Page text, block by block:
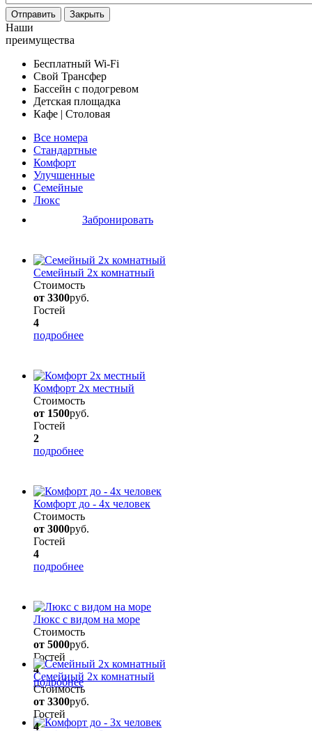
Отправить Закрыть
Наши
преимущества
Бесплатный Wi-Fi
Свой Трансфер
Бассейн с подогревом
Детская площадка
Кафе | Столовая
Все номера
Стандартные
Комфорт
Улучшенные
Семейные
Люкс
Забронировать
Семейный 2х комнатный
Стоимость
от 3300руб.
Гостей
4
подробнее
Комфорт 2х местный
Стоимость
от 1500руб.
Гостей
2
подробнее
Комфорт до - 4х человек
Стоимость
от 3000руб.
Гостей
4
подробнее
Люкс с видом на море
Стоимость
от 5000руб.
Гостей
4
подробнее
Семейный 2х комнатный
Стоимость
от 3300руб.
Гостей
4